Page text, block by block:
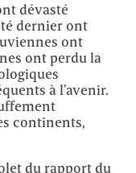
dévasté
dernier ont
ont
ont perdu la
à l’avenir.
continents,
du rapport du